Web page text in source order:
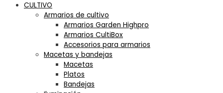
CULTIVO
Armarios de cultivo
Armarios Garden Highpro
Armarios CultiBox
Accesorios para armarios
Macetas y bandejas
Macetas
Platos
Bandejas